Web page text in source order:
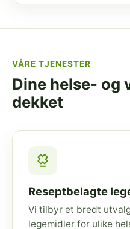
VÅRE TJENESTER
Dine helse- og
dekket
Reseptbelagte
Vi tilbyr et bredt
legemidler for ulike